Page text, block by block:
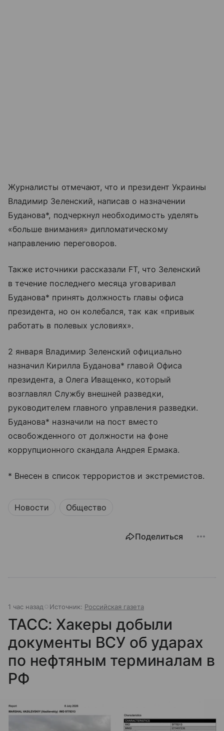
Журналисты отмечают, что и президент Украины
Владимир Зеленский, написав о назначении
Буданова*, подчеркнул необходимость уделять
«больше внимания» дипломатическому
направлению переговоров.
Также источники рассказали FT, что Зеленский
в течение последнего месяца уговаривал
Буданова* принять должность главы офиса
президента, но он колебался, так как «привык
работать в полевых условиях».
2 января Владимир Зеленский официально
назначил Кирилла Буданова* главой Офиса
президента, а Олега Иващенко, который
возглавлял Службу внешней разведки,
руководителем главного управления разведки.
Буданова* назначили на пост вместо
освобожденного от должности на фоне
коррупционного скандала Андрея Ермака.
* Внесен в список террористов и экстремистов.
Новости Общество
Поделиться
1 час назад Источник: Российская газета
ТАСС: Хакеры добыли
документы ВСУ об ударах
по нефтяным терминалам в
РФ